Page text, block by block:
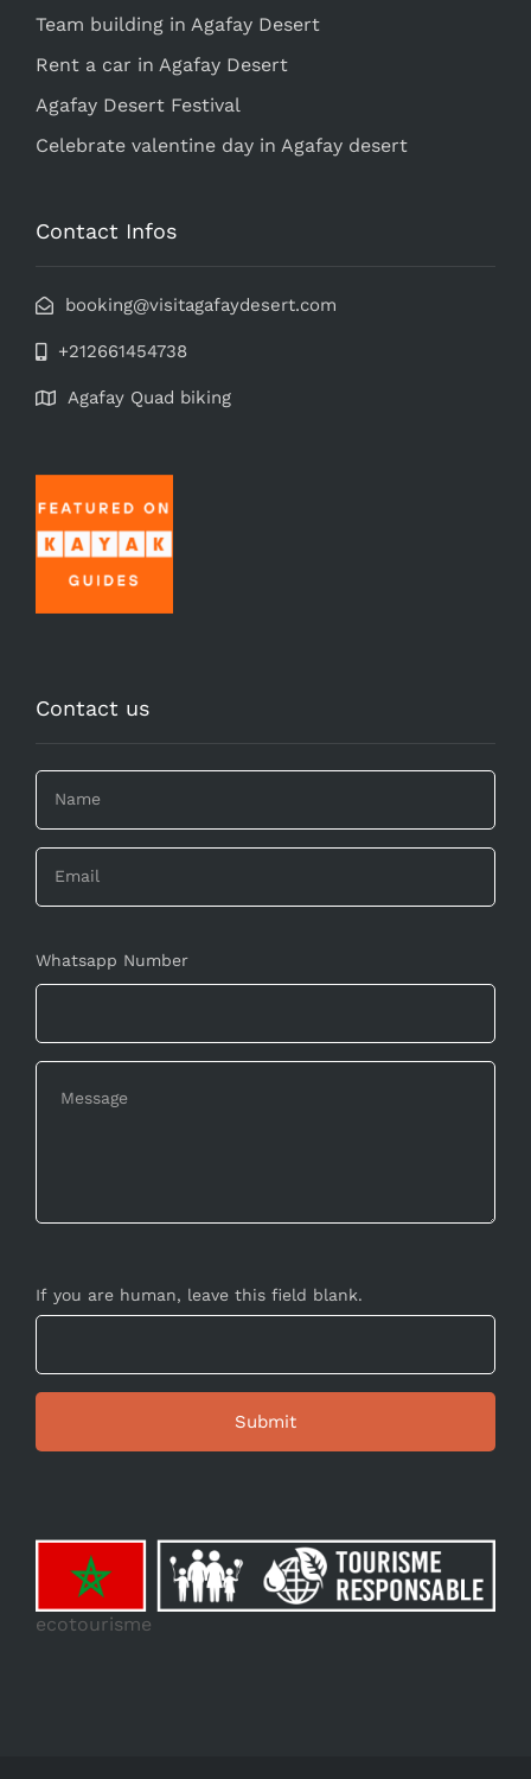
Team building in Agafay Desert
Rent a car in Agafay Desert
Agafay Desert Festival
Celebrate valentine day in Agafay desert
Contact Infos
booking@visitagafaydesert.com
+212661454738
Agafay Quad biking
Contact us
Whatsapp Number
If you are human, leave this field blank.
ecotourisme